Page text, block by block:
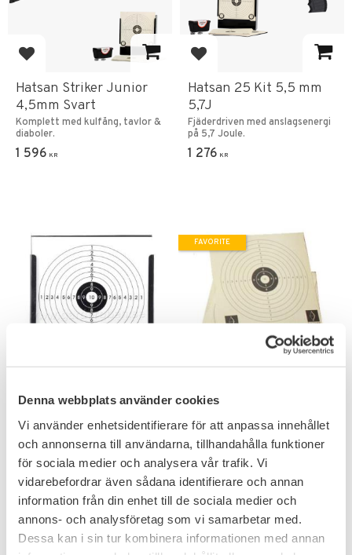
Denna webbplats använder cookies
Vi använder enhetsidentifierare för att anpassa innehållet
och annonserna till användarna, tillhandahålla funktioner
för sociala medier och analysera vår trafik. Vi
vidarebefordrar även sådana identifierare och annan
information från din enhet till de sociala medier och
annons- och analysföretag som vi samarbetar med.
Dessa kan i sin tur kombinera informationen med annan
Add to favorites
Hatsan Striker Junior
4,5mm Svart
Komplett med kulfång, tavlor &
diaboler.
1 596 KR
Add to favorites
Hatsan 25 Kit 5,5 mm
5,7J
Fjäderdriven med anslagsenergi
på 5,7 Joule.
1 276 KR
Hatsan Kulfång
Luftpistol
Enklare modell av kulfång
anpassat för luftpistolskytte.
199
Hatsan Måltavla 10-
ringad 100st
79
FAVORITE